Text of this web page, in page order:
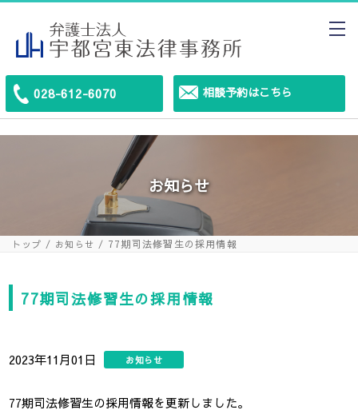
028-612-6070 相談予約はこちら
お知らせ
トップ お知らせ 77期司法修習生の採用情報
77期司法修習生の採用情報
2023年11月01日 お知らせ
77期司法修習生の採用情報を更新しました。